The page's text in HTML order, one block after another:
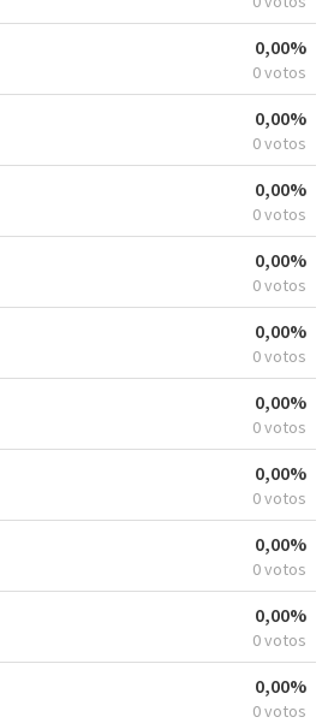
0,00%
0 votos
0,00%
0 votos
0,00%
0 votos
0,00%
0 votos
0,00%
0 votos
0,00%
0 votos
0,00%
0 votos
0,00%
0 votos
0,00%
0 votos
0,00%
0 votos